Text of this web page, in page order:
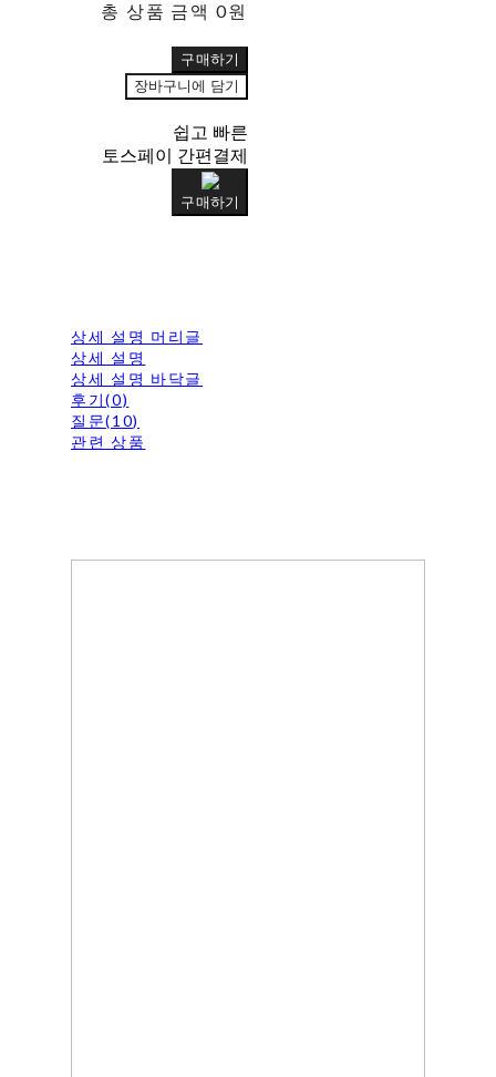
총 상품 금액 0원
구매하기
장바구니에 담기
쉽고 빠른
토스페이 간편결제
구매하기
상세 설명 머리글
상세 설명
상세 설명 바닥글
후기(0)
질문(10)
관련 상품